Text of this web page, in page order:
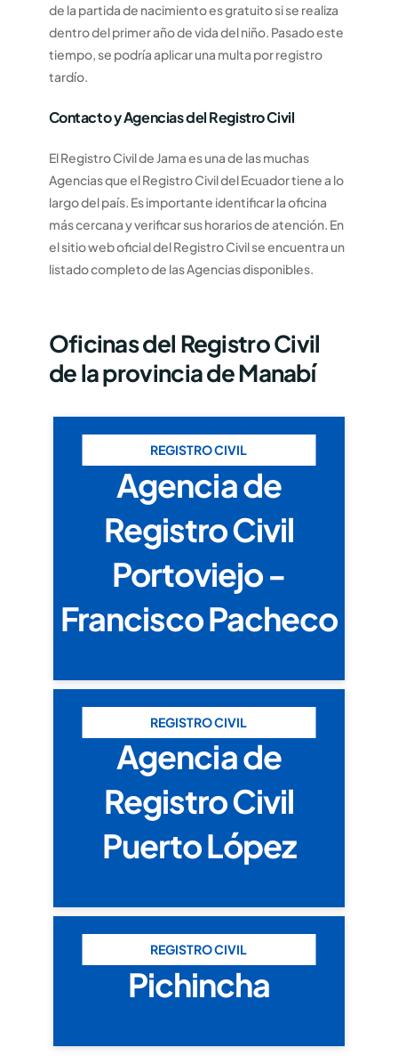
de la partida de nacimiento es gratuito si se realiza
dentro del primer año de vida del niño. Pasado este
tiempo, se podría aplicar una multa por registro
tardío.
Contacto y Agencias del Registro Civil
El Registro Civil de Jama es una de las muchas
Agencias que el Registro Civil del Ecuador tiene a lo
largo del país. Es importante identificar la oficina
más cercana y verificar sus horarios de atención. En
el sitio web oficial del Registro Civil se encuentra un
listado completo de las Agencias disponibles.
Oficinas del Registro Civil
de la provincia de Manabí
REGISTRO CIVIL
Agencia de
Registro Civil
Portoviejo -
Francisco Pacheco
REGISTRO CIVIL
Agencia de
Registro Civil
Puerto López
REGISTRO CIVIL
Pichincha